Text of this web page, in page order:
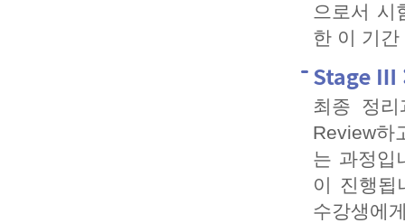
으로서 시
한 이 기
Stage Ⅲ
최종 정
Review하
는 과정입
이 진행됩
수강생에